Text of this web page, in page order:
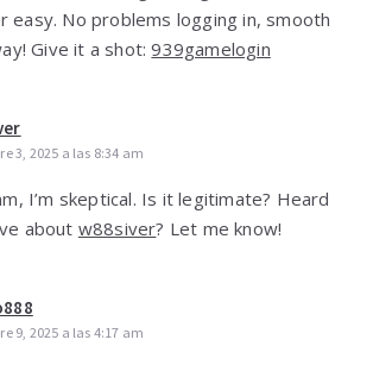
easy. No problems logging in, smooth
Give it a shot:939gamelogin
3, 2025 a las 8:34 am
I’m skeptical. Is it legitimate? Heard
about w88siver? Let me know!
9, 2025 a las 4:17 am